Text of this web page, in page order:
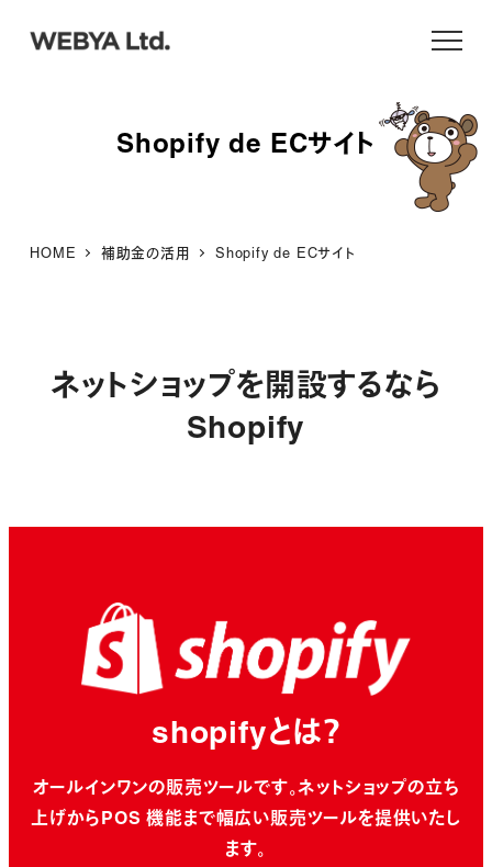
Shopify de ECサイト
HOME 補助金の活用 Shopify de ECサイト
ネットショップを開設するなら
Shopify
shopifyとは？
オールインワンの販売ツールです。ネットショップの立ち
上げからPOS 機能まで幅広い販売ツールを提供いたし
ます。